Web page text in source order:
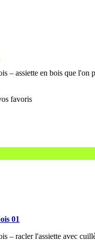
– assiette en bois que
01
– racler l'assiette avec